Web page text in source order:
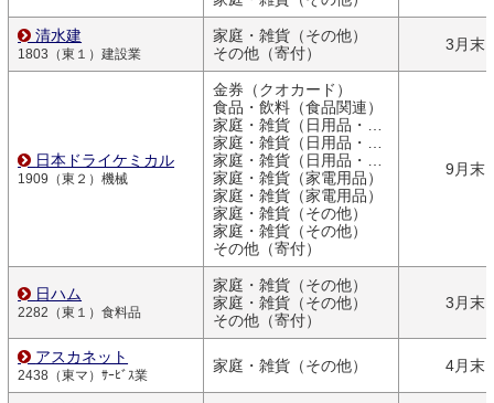
清水建
1803（東１）建設業
家庭・雑貨（その他）
その他（寄付）
3月末
日本ドライケミカル
1909（東２）機械
金券（クオカード）
食品・飲料（食品関連）
家庭・雑貨（日用品・文房具）
家庭・雑貨（日用品・文房具）
家庭・雑貨（日用品・文房具）
家庭・雑貨（家電用品）
家庭・雑貨（家電用品）
家庭・雑貨（その他）
家庭・雑貨（その他）
その他（寄付）
9月末
日ハム
2282（東１）食料品
家庭・雑貨（その他）
家庭・雑貨（その他）
その他（寄付）
3月末
アスカネット
2438（東マ）ｻｰﾋﾞｽ業
家庭・雑貨（その他） 4月末